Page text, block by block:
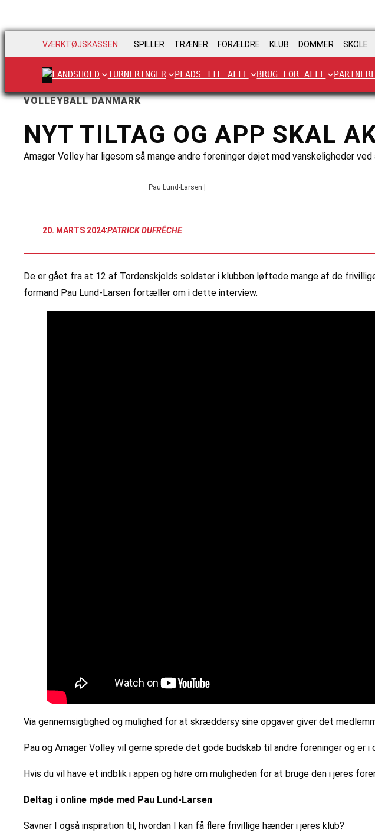
VÆRKTØJSKASSEN: SPILLER TRÆNER FORÆLDRE KLUB DOMMER SKOLE
LANDSHOLD TURNERINGER PLADS TIL ALLE BRUG FOR ALLE PARTNERE
VOLLEYBALL DANMARK
NYT TILTAG OG APP SKAL
Amager Volley har ligesom så mange andre foreninger døjet med vanskeligheder
Pau Lund-Larsen |
20. MARTS 2024:PATRICK DUFRÊCHE
De er gået fra at 12 af Tordenskjolds soldater i klubben løftede mange af de
formand Pau Lund-Larsen fortæller om i dette interview.
Via gennemsigtighed og mulighed for at skræddersy sine opgaver giver det
Pau og Amager Volley vil gerne sprede det gode budskab til andre foreninger og er
Hvis du vil have et indblik i appen og høre om muligheden for at bruge den i jeres
Deltag i online møde med Pau Lund-Larsen
Savner I også inspiration til, hvordan I kan få flere frivillige hænder i jeres klub?